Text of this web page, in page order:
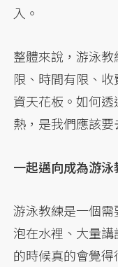
入。
整體來說，游泳
限、時間有限、
資天花板。如何
熱，是我們應該要
一起邁向成為游泳
游泳教練是一個
泡在水裡、大量
的時候真的會覺得